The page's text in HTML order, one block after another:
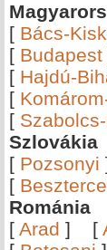
[ Bács-
[ Budapest
[ Hajdú-
[
[
Szlovákia
[ Pozsonyi
[
Románia
[ Arad ] [